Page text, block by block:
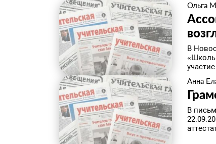
Ольга
В
Анна
В